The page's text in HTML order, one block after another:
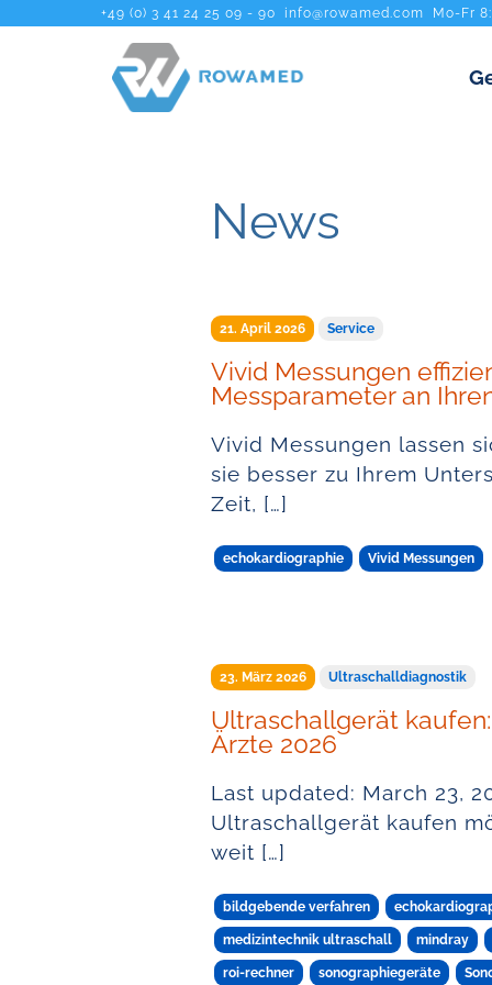
+49 (0) 3 41 24 25 09 - 90 info@rowamed.com Mo-Fr
News
21. April 2026 Service
Vivid Messungen
Messparameter an
Vivid Messungen lassen
sie besser zu Ihrem
Zeit, […]
echokardiographie Vivid Messungen
23. März 2026 Ultraschalldiagnostik
Ultraschallgerät
Ärzte 2026
Last updated: March 23,
Ultraschallgerät kaufen
weit […]
bildgebende verfahren
medizintechnik ultraschall mindray
roi-rechner sonographiegeräte